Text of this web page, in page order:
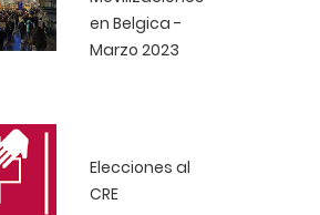
en Belgica -
Marzo 2023
Elecciones al
CRE